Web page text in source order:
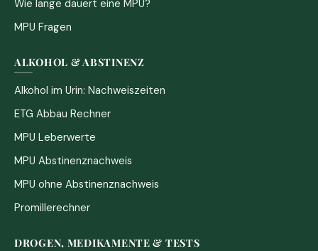
Wie lange dauert eine MPU?
MPU Fragen
ALKOHOL & ABSTINENZ
Alkohol im Urin: Nachweiszeiten
ETG Abbau Rechner
MPU Leberwerte
MPU Abstinenznachweis
MPU ohne Abstinenznachweis
Promillerechner
DROGEN, MEDIKAMENTE & TESTS